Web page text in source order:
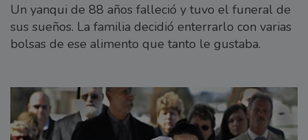
Un yanqui de 88 años falleció y tuvo el funeral de
sus sueños. La familia decidió enterrarlo con varias
bolsas de ese alimento que tanto le gustaba.